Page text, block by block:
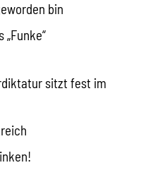
bin
sitzt fest im